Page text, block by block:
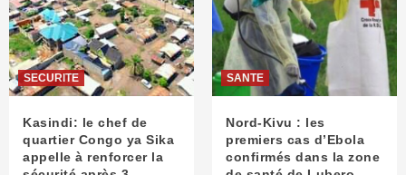
SECURITE
Kasindi: le chef de
quartier Congo ya Sika
appelle à renforcer la
SANTE
Nord-Kivu : les
premiers cas d’Ebola
confirmés dans la zone